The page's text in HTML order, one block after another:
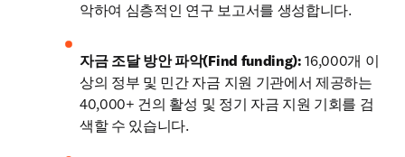
악하여 심층적인 연구 보고서를 생성합니다.
자금 조달 방안 파악(Find funding): 16,000개 이
상의 정부 및 민간 자금 지원 기관에서 제공하는
40,000+ 건의 활성 및 정기 자금 지원 기회를 검
색할 수 있습니다.